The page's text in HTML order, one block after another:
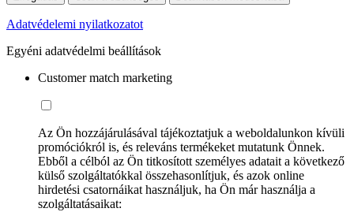
Adatvédelemi nyilatkozatot
Egyéni adatvédelmi beállítások
Customer match marketing
Az Ön hozzájárulásával tájékoztatjuk a weboldalunkon kívüli
promóciókról is, és releváns termékeket mutatunk Önnek.
Ebből a célból az Ön titkosított személyes adatait a következő
külső szolgáltatókkal összehasonlítjuk, és azok online
hirdetési csatornáikat használjuk, ha Ön már használja a
szolgáltatásaikat: